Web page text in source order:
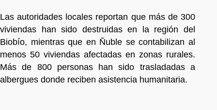
Las autoridades locales reportan que más de 300
viviendas han sido destruidas en la región del
Biobío, mientras que en Ñuble se contabilizan al
menos 50 viviendas afectadas en zonas rurales.
Más de 800 personas han sido trasladadas a
albergues donde reciben asistencia humanitaria.